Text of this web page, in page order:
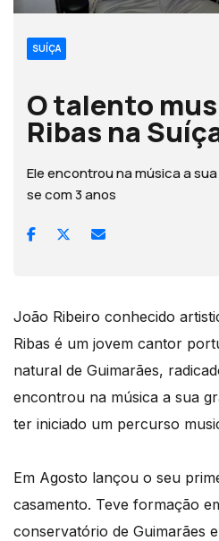
SUÍÇA
O talento
Ribas na
Ele encontrou na música a
se com 3 anos
João Ribeiro conhecido
Ribas é um jovem cantor
natural de Guimarães,
encontrou na música a sua
ter iniciado um percurso
Em Agosto lançou o seu
casamento. Teve formação
conservatório de Guimarães